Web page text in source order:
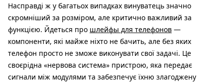
Насправді ж у багатьох випадках винуватець значно
скромніший за розміром, але критично важливий за
функцією. Йдеться про шлейфы для телефонов —
компоненти, які майже ніхто не бачить, але без яких
телефон просто не зможе виконувати свої задачі. Це
своєрідна «нервова система» пристрою, яка передає
сигнали між модулями та забезпечує їхню злагоджену